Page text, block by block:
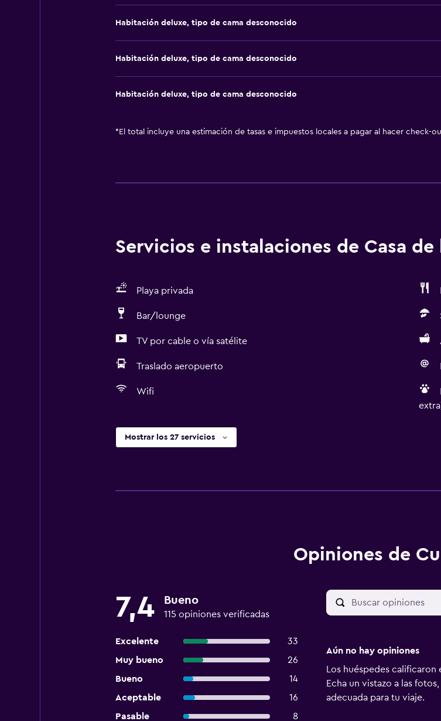
Habitación deluxe, tipo de cama desconocido
Habitación deluxe, tipo de cama desconocido
Habitación deluxe, tipo de cama desconocido
* El total incluye una estimación de tasas e impuestos locales a pagar al hacer check-
Servicios e instalaciones de Casa de
Playa privada
Bar/lounge
TV por cable o vía satélite
Traslado aeropuerto
Wifi
Mostrar los 27 servicios
Opiniones de
7,4 Bueno
115 opiniones verificadas
Excelente
33
Muy bueno
26
Bueno
14
Aceptable
16
Pasable
8
Aún no hay opiniones
Los huéspedes
Echa un vistazo a las
adecuada para tu viaje.